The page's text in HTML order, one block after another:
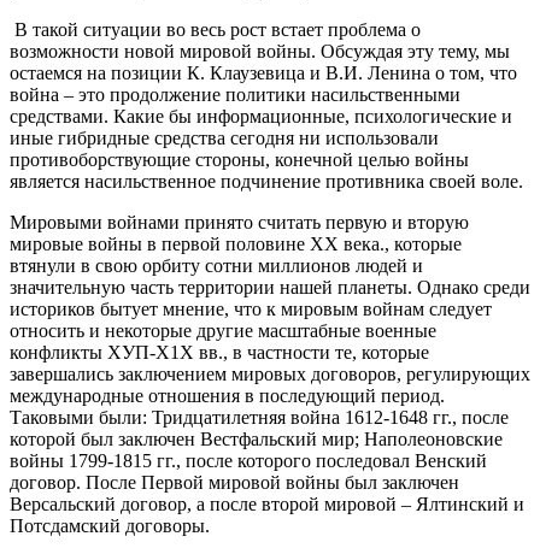
В такой ситуации во весь рост встает проблема о
возможности новой мировой войны. Обсуждая эту тему, мы
остаемся на позиции К. Клаузевица и В.И. Ленина о том, что
война – это продолжение политики насильственными
средствами. Какие бы информационные, психологические и
иные гибридные средства сегодня ни использовали
противоборствующие стороны, конечной целью войны
является насильственное подчинение противника своей воле.
Мировыми войнами принято считать первую и вторую
мировые войны в первой половине ХХ века., которые
втянули в свою орбиту сотни миллионов людей и
значительную часть территории нашей планеты. Однако среди
историков бытует мнение, что к мировым войнам следует
относить и некоторые другие масштабные военные
конфликты ХУП-Х1Х вв., в частности те, которые
завершались заключением мировых договоров, регулирующих
международные отношения в последующий период.
Таковыми были: Тридцатилетняя война 1612-1648 гг., после
которой был заключен Вестфальский мир; Наполеоновские
войны 1799-1815 гг., после которого последовал Венский
договор. После Первой мировой войны был заключен
Версальский договор, а после второй мировой – Ялтинский и
Потсдамский договоры.